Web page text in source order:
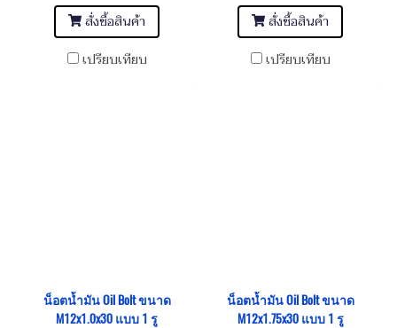
สั่งซื้อสินค้า
เปรียบเทียบ
สั่งซื้อสินค้า
เปรียบเทียบ
น็อตน้ำมัน Oil Bolt ขนาด
M12x1.0x30 แบบ 1 รู
น็อตน้ำมัน Oil Bolt ขนาด
M12x1.75x30 แบบ 1 รู